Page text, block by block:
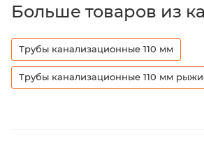
Больше товаров из
Трубы канализационные 110 мм
Трубы канализационные 110 мм